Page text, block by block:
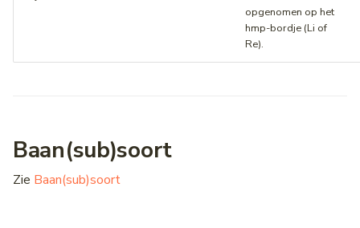
opgenomen op het
hmp-bordje (Li of
Re).
Baan(sub)soort
Zie Baan(sub)soort